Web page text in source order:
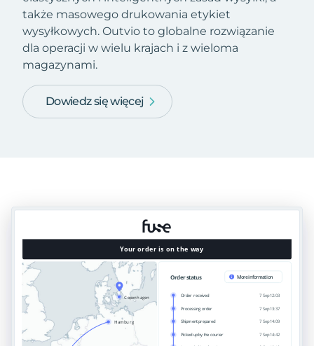
także masowego drukowania etykiet
wysyłkowych. Outvio to globalne rozwiązanie
dla operacji w wielu krajach i z wieloma
magazynami.
Dowiedz się więcej